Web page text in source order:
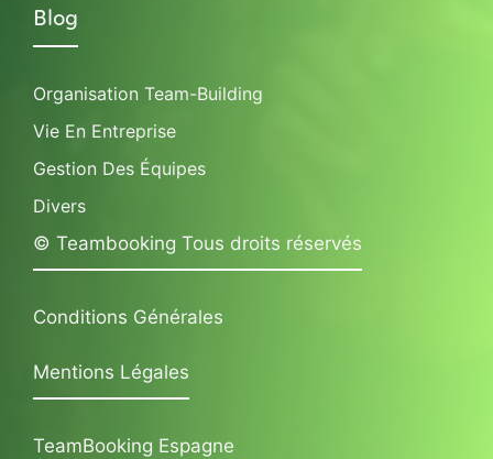
Blog
Organisation Team-Building
Vie En Entreprise
Gestion Des Équipes
Divers
© Teambooking Tous droits réservés
Conditions Générales
Mentions Légales
TeamBooking Espagne